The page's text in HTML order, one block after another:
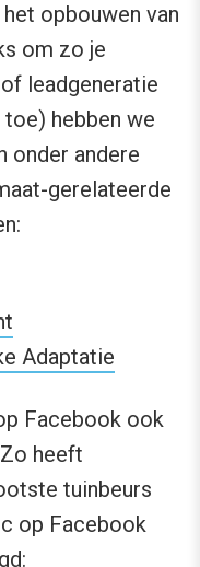
opbouwen van
om zo je
leadgeneratie
hebben we
onder andere
gerelateerde
Adaptatie
Facebook ook
heeft
tuinbeurs
op Facebook